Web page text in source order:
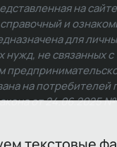
на
и
для
нужд, не связанных с
на потребителей
от 24.06.2025